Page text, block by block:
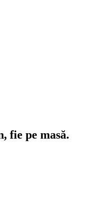
fie pe masă.